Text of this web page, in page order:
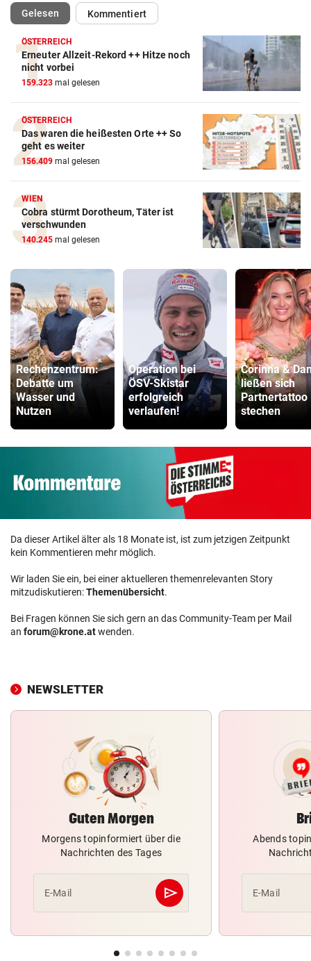
Gelesen(ausgewählt)Kommentiert
ÖSTERREICH
Erneuter Allzeit-Rekord ++ Hitze noch
nicht vorbei
159.323 mal gelesen
ÖSTERREICH
Das waren die heißesten Orte ++ So
geht es weiter
156.409 mal gelesen
WIEN
Cobra stürmt Dorotheum, Täter ist
verschwunden
140.245 mal gelesen
Rechenzentrum:
Debatte um
Wasser und
Nutzen
Operation bei
ÖSV-Skistar
erfolgreich
verlaufen!
Corinna &
ließen sich
Partnertattoo
stechen
Da dieser Artikel älter als 18 Monate ist, ist zum jetzigen Zeitpunkt
kein Kommentieren mehr möglich.
Wir laden Sie ein, bei einer aktuelleren themenrelevanten Story
mitzudiskutieren:Themenübersicht.
Bei Fragen können Sie sich gern an das Community-Team per Mail
an forum@krone.atwenden.
NEWSLETTER
Guten Morgen
Morgens topinformiert über die
Nachrichten des Tages
E-Mail send
Abschicken
Abends
E-Mail